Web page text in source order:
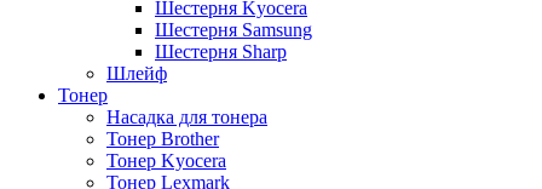
Шестерня Kyocera
Шестерня Samsung
Шестерня Sharp
Шлейф
Тонер
Насадка для тонера
Тонер Brother
Тонер Kyocera
Тонер Lexmark